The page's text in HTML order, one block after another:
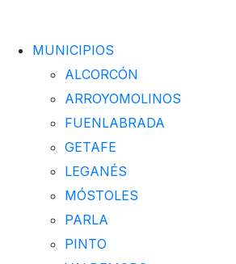
MUNICIPIOS
ALCORCÓN
ARROYOMOLINOS
FUENLABRADA
GETAFE
LEGANÉS
MÓSTOLES
PARLA
PINTO